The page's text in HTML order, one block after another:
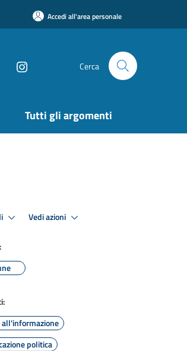
Accedi all'area personale
Cerca
Tutti gli argomenti
Vedi azioni
all'informazione
politica